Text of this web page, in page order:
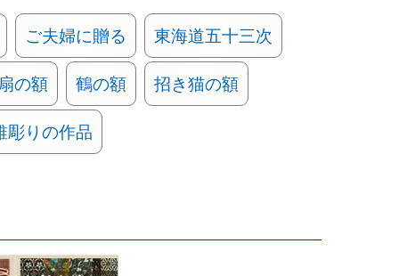
ご夫婦に贈る 東海道五十三次
の額 鶴の額 招き猫の額
彫りの作品